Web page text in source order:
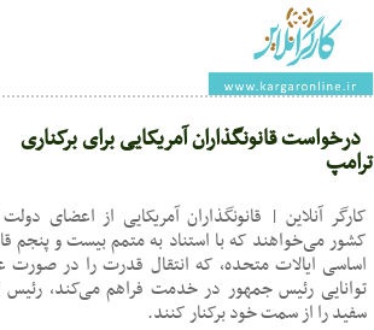
درخواست قانونگذاران آمریکایی برای برکناری
ترامپ
کارگر آنلاین | قانونگذاران آمریکایی از اعضای
کشور می‌خواهند که با استناد به متمم بیست و پنجم
اساسی ایالات متحده، که انتقال قدرت را در صورت
توانایی رئیس جمهور در خدمت فراهم می‌کند، رئیس
سفید را از سمت خود برکنار کنند.